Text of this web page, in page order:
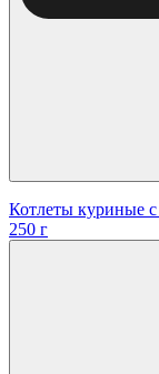
Котлеты куриные
250 г